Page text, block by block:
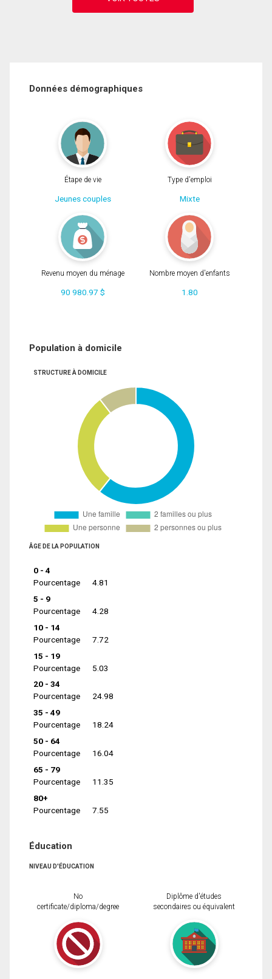
Données démographiques
Étape de vie
Jeunes couples
Type d'emploi
Mixte
Revenu moyen du ménage
90 980.97 $
Nombre moyen d'enfants
1.80
Population à domicile
STRUCTURE À DOMICILE
ÂGE DE LA POPULATION
0 - 4
Pourcentage
4.81
5 - 9
Pourcentage
4.28
10 - 14
Pourcentage
7.72
15 - 19
Pourcentage
5.03
20 - 34
Pourcentage
24.98
35 - 49
Pourcentage
18.24
50 - 64
Pourcentage
16.04
65 - 79
Pourcentage
11.35
80+
Pourcentage
7.55
Éducation
NIVEAU D'ÉDUCATION
No
certificate/diploma/degree
Diplôme d'études
secondaires ou équivalent